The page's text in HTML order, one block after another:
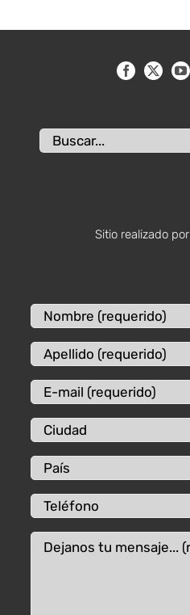
Buscar:
Sitio realizado por